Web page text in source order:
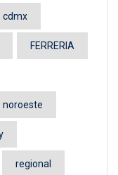
cdmx
FERRERIA
noroeste
regional